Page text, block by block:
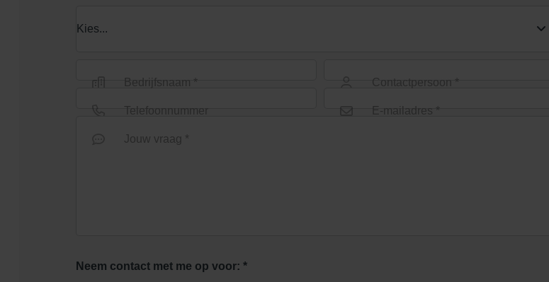
Bedrijfsnaam * Contactpersoon *
Telefoonnummer E-mailadres *
Jouw vraag *
Neem contact met me op voor: *